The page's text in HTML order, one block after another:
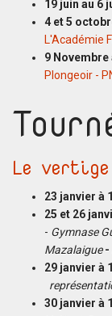
19 juin au 6
4 et 5
L'Académie
9 Novembre
Plongeoir -
Le
23 janvier à
25 et 26
- Gymnase
Mazalaigue-
29 janvier à
30 janvier à